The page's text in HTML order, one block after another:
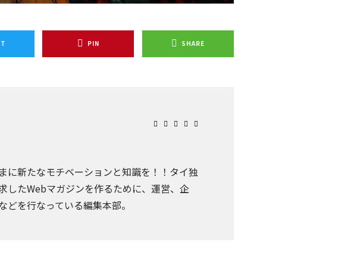
PIN SHARE
に新たなモチベーションと知識を！！タイ独
したWebマガジンを作るために、運営、企
どを行なっている編集本部。